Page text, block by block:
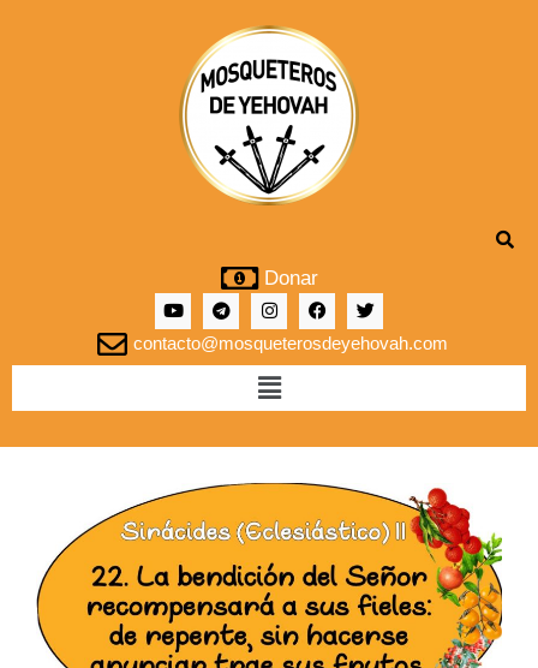
Donar
contacto@mosqueterosdeyehovah.com